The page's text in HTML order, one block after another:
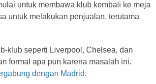
untuk membawa klub kembali ke meja
untuk melakukan penjualan, terutama
klub seperti Liverpool, Chelsea, dan
formal apa pun karena masalah ini.
dengan Madrid.